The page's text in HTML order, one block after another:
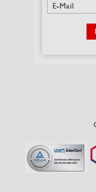
E-Mail